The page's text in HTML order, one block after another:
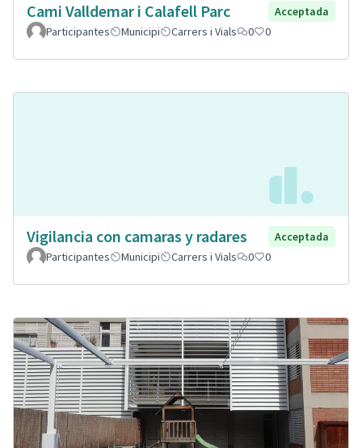
Cami Valldemar i Calafell Parc
Acceptada
Participantes
Municipi Carrers i Vials 0 0
Vigilancia con camaras y radares
Acceptada
Participantes
Municipi Carrers i Vials 0 0